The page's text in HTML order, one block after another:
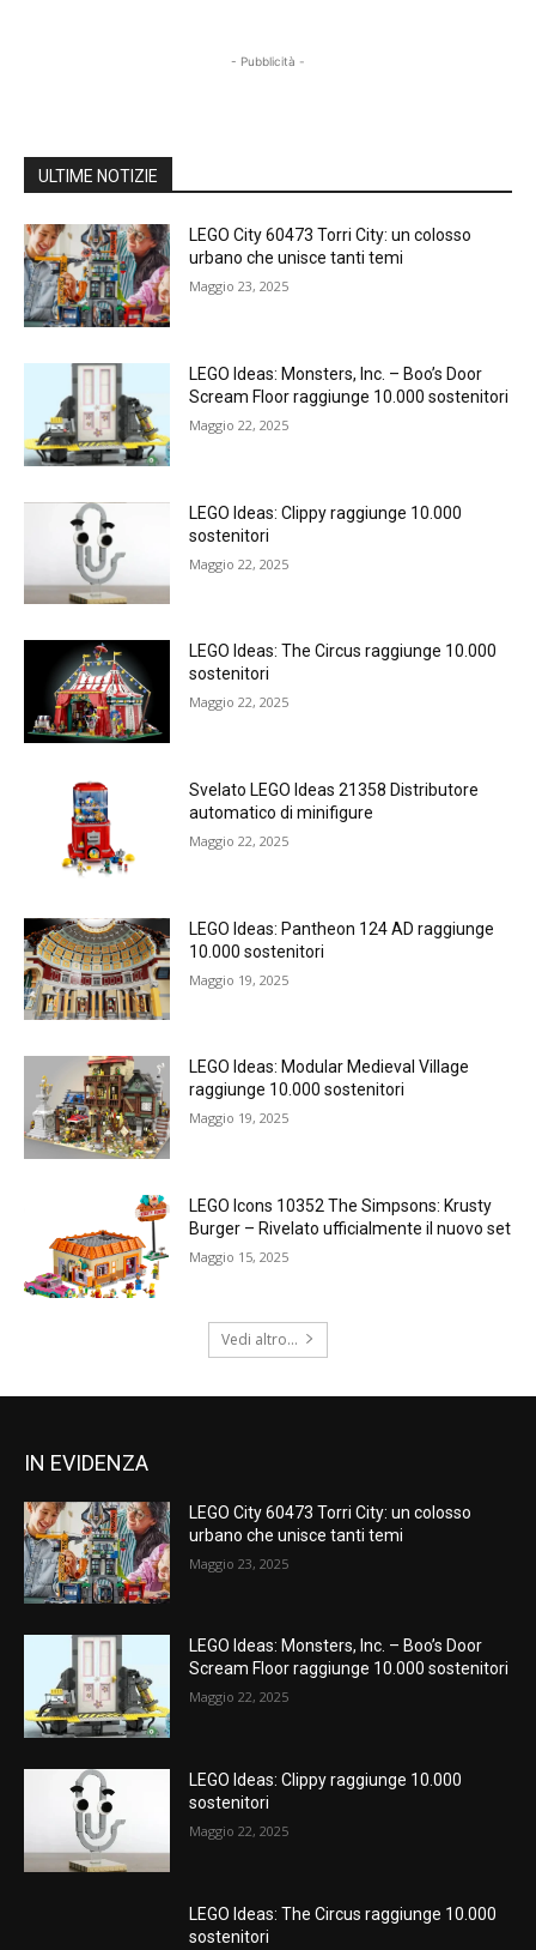
- Pubblicità -
ULTIME NOTIZIE
LEGO City 60473 Torri City: un colosso
urbano che unisce tanti temi
Maggio 23, 2025
LEGO Ideas: Monsters, Inc. – Boo’s Door
Scream Floor raggiunge 10.000 sostenitori
Maggio 22, 2025
LEGO Ideas: Clippy raggiunge 10.000
sostenitori
Maggio 22, 2025
LEGO Ideas: The Circus raggiunge 10.000
sostenitori
Maggio 22, 2025
Svelato LEGO Ideas 21358 Distributore
automatico di minifigure
Maggio 22, 2025
LEGO Ideas: Pantheon 124 AD raggiunge
10.000 sostenitori
Maggio 19, 2025
LEGO Ideas: Modular Medieval Village
raggiunge 10.000 sostenitori
Maggio 19, 2025
LEGO Icons 10352 The Simpsons: Krusty
Burger – Rivelato ufficialmente il nuovo set
Maggio 15, 2025
Vedi altro...
IN EVIDENZA
LEGO City 60473 Torri City: un colosso
urbano che unisce tanti temi
Maggio 23, 2025
LEGO Ideas: Monsters, Inc. – Boo’s Door
Scream Floor raggiunge 10.000 sostenitori
Maggio 22, 2025
LEGO Ideas: Clippy raggiunge 10.000
sostenitori
Maggio 22, 2025
LEGO Ideas: The Circus raggiunge 10.000
sostenitori